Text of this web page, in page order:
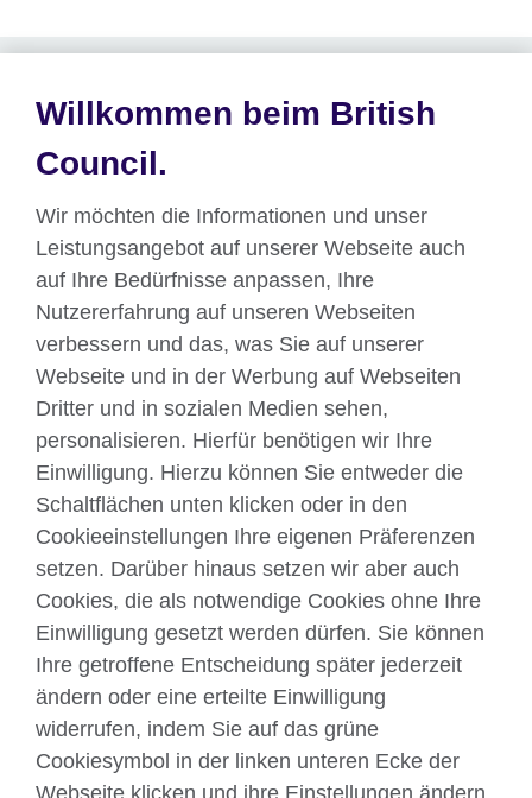
Tweete für die LGBT-Community
Zeige deine Unterstützung bei Twitter mit
#FiveFilms4freedom am 21. März
Über uns
Englisch unterrichten
Kontakt
Facebook Twitter
YouTube
TikTok
Willkommen beim British
Council.
Wir möchten die Informationen und unser
Leistungsangebot auf unserer Webseite auch
auf Ihre Bedürfnisse anpassen, Ihre
Nutzererfahrung auf unseren Webseiten
verbessern und das, was Sie auf unserer
Webseite und in der Werbung auf Webseiten
Dritter und in sozialen Medien sehen,
personalisieren. Hierfür benötigen wir Ihre
Einwilligung. Hierzu können Sie entweder die
Schaltflächen unten klicken oder in den
Cookieeinstellungen Ihre eigenen Präferenzen
setzen. Darüber hinaus setzen wir aber auch
Cookies, die als notwendige Cookies ohne Ihre
Einwilligung gesetzt werden dürfen. Sie können
Ihre getroffene Entscheidung später jederzeit
ändern oder eine erteilte Einwilligung
widerrufen, indem Sie auf das grüne
Cookiesymbol in der linken unteren Ecke der
Webseite klicken und ihre Einstellungen ändern.